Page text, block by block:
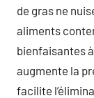
de gras ne
aliments
bienfaisantes
augmente la
facilite